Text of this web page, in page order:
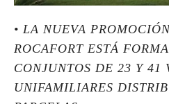
• LA NUEVA
ROCAFORT ESTÁ
CONJUNTOS DE 23 Y 41
UNIFAMILIARES